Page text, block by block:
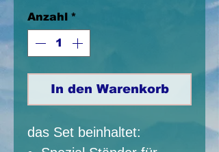
Anzahl *
In den Warenkorb
das Set beinhaltet: